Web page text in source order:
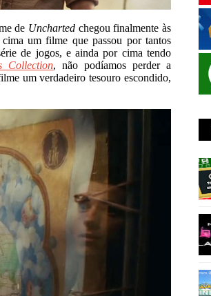
de Unchartedchegou finalmente às
um filme que passou por tantos
de jogos, e ainda por cima tendo
Collection, não podíamos perder a
um verdadeiro tesouro escondido,